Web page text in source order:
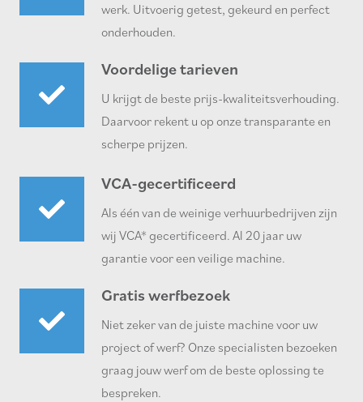
werk. Uitvoerig getest, gekeurd en perfect
onderhouden.
Voordelige tarieven
U krijgt de beste prijs-kwaliteitsverhouding.
Daarvoor rekent u op onze transparante en
scherpe prijzen.
VCA-gecertificeerd
Als één van de weinige verhuurbedrijven zijn
wij VCA* gecertificeerd. Al 20 jaar uw
garantie voor een veilige machine.
Gratis werfbezoek
Niet zeker van de juiste machine voor uw
project of werf? Onze specialisten bezoeken
graag jouw werf om de beste oplossing te
bespreken.